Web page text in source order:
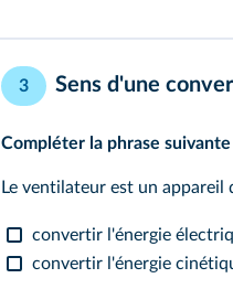
3 Sens d'une
Compléter la phrase
Le ventilateur est un appareil
convertir l'énergie
convertir l'énergie